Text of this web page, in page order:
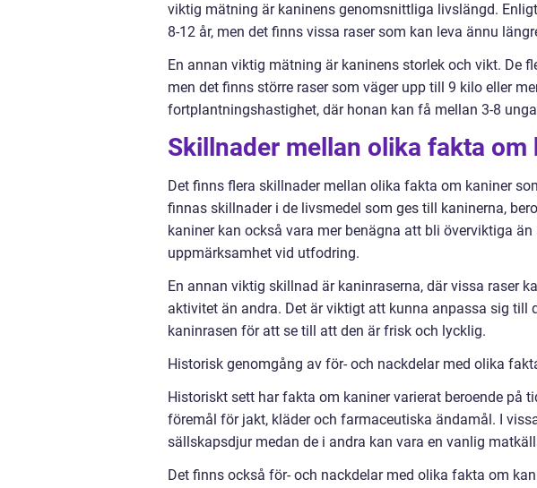
viktig mätning är kaninens genomsnittliga livslängd.
8-12 år, men det finns vissa raser som kan leva ännu
En annan viktig mätning är kaninens storlek och vikt. De
men det finns större raser som väger upp till 9 kilo eller
fortplantningshastighet, där honan kan få mellan 3-8
Skillnader mellan olika fakta om
Det finns flera skillnader mellan olika fakta om kaniner
finnas skillnader i de livsmedel som ges till kaninerna,
kaniner kan också vara mer benägna att bli överviktiga
uppmärksamhet vid utfodring.
En annan viktig skillnad är kaninraserna, där vissa raser
aktivitet än andra. Det är viktigt att kunna anpassa sig till
kaninrasen för att se till att den är frisk och lycklig.
Historisk genomgång av för- och nackdelar med olika
Historiskt sett har fakta om kaniner varierat beroende på
föremål för jakt, kläder och farmaceutiska ändamål. I
sällskapsdjur medan de i andra kan vara en vanlig
Det finns också för- och nackdelar med olika fakta om